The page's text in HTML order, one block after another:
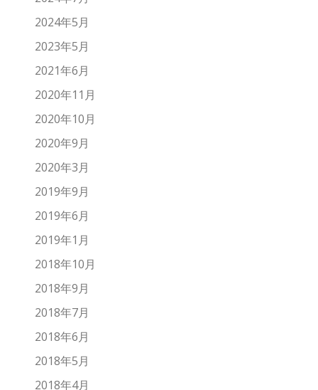
2024年5月
2023年5月
2021年6月
2020年11月
2020年10月
2020年9月
2020年3月
2019年9月
2019年6月
2019年1月
2018年10月
2018年9月
2018年7月
2018年6月
2018年5月
2018年4月